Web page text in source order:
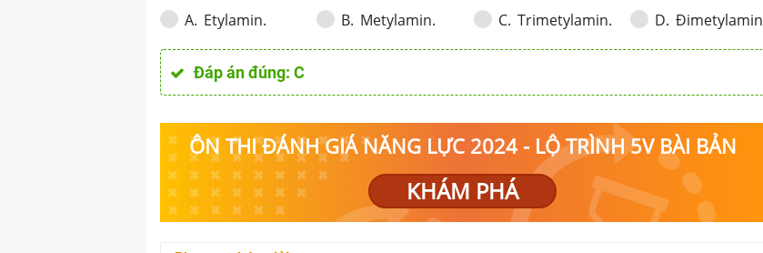
A. Etylamin. B. Metylamin. C. Trimetylamin. D. Đimetylamin
Đáp án đúng:C
ÔN THI ĐÁNH GIÁ NĂNG LỰC 2024 - LỘ TRÌNH 5V BÀI BẢN
KHÁM PHÁ